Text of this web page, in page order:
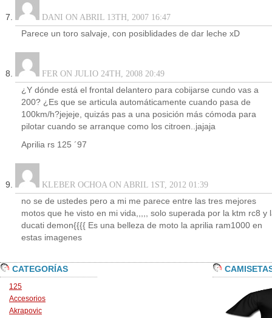
DANI ON ABRIL 13TH, 2007 16:47
Parece un toro salvaje, con posiblidades de dar leche xD
FER ON JULIO 24TH, 2008 20:49
¿Y dónde está el frontal delantero para cobijarse cundo vas a
200? ¿Es que se articula automáticamente cuando pasa de
100km/h?jejeje, quizás pas a una posición más cómoda para
pilotar cuando se arranque como los citroen..jajaja
Aprilia rs 125 ´97
KLEBER OCHOA ON ABRIL 1ST, 2012 01:39
no se de ustedes pero a mi me parece entre las tres mejores
motos que he visto en mi vida,,,,, solo superada por la ktm rc8 y
ducati demon{{{{ Es una belleza de moto la aprilia ram1000 en
estas imagenes
CATEGORÍAS
125
Accesorios
Akrapovic